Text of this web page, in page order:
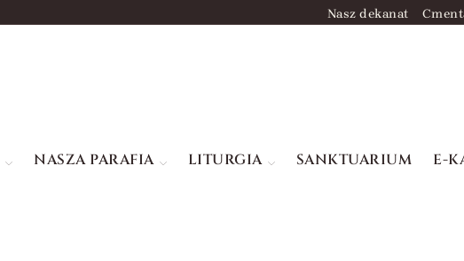
Nasz dekanat
NASZA PARAFIA LITURGIA SANKTUARIUM E-